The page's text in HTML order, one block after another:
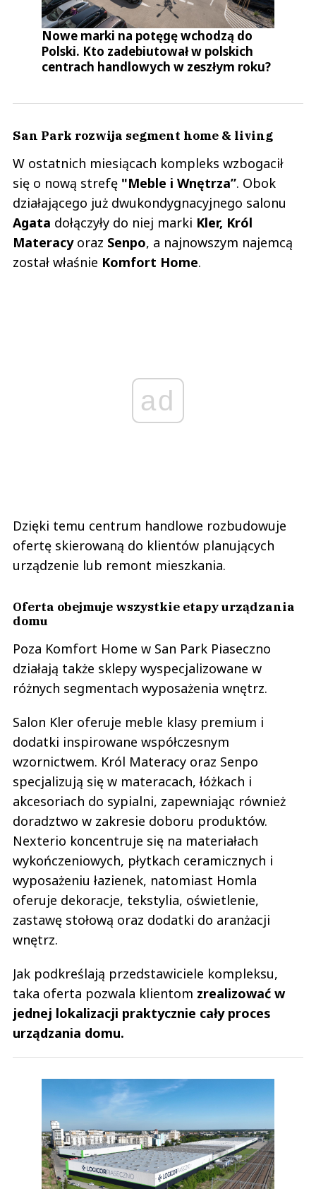
Nowe marki na potęgę wchodzą do
Polski. Kto zadebiutował w polskich
centrach handlowych w zeszłym roku?
San Park rozwija segment home & living
W ostatnich miesiącach kompleks wzbogacił
się o nową strefę "Meble i Wnętrza”. Obok
działającego już dwukondygnacyjnego salonu
Agata dołączyły do niej marki Kler, Król
Materacyoraz Senpo, a najnowszym najemcą
został właśnie Komfort Home.
ad
Dzięki temu centrum handlowe rozbudowuje
ofertę skierowaną do klientów planujących
urządzenie lub remont mieszkania.
Oferta obejmuje wszystkie etapy urządzania
domu
Poza Komfort Home w San Park Piaseczno
działają także sklepy wyspecjalizowane w
różnych segmentach wyposażenia wnętrz.
Salon Kler oferuje meble klasy premium i
dodatki inspirowane współczesnym
wzornictwem. Król Materacy oraz Senpo
specjalizują się w materacach, łóżkach i
akcesoriach do sypialni, zapewniając również
doradztwo w zakresie doboru produktów.
Nexterio koncentruje się na materiałach
wykończeniowych, płytkach ceramicznych i
wyposażeniu łazienek, natomiast Homla
oferuje dekoracje, tekstylia, oświetlenie,
zastawę stołową oraz dodatki do aranżacji
wnętrz.
Jak podkreślają przedstawiciele kompleksu,
taka oferta pozwala klientom zrealizować w
jednej lokalizacji praktycznie cały proces
urządzania domu.